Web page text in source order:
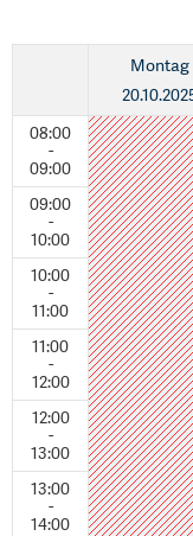
08:00
-
09:00
09:00
-
10:00
10:00
-
11:00
11:00
-
12:00
12:00
-
13:00
13:00
-
14:00
Montag